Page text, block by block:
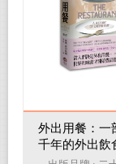
外出用餐：一
千年的外出飲